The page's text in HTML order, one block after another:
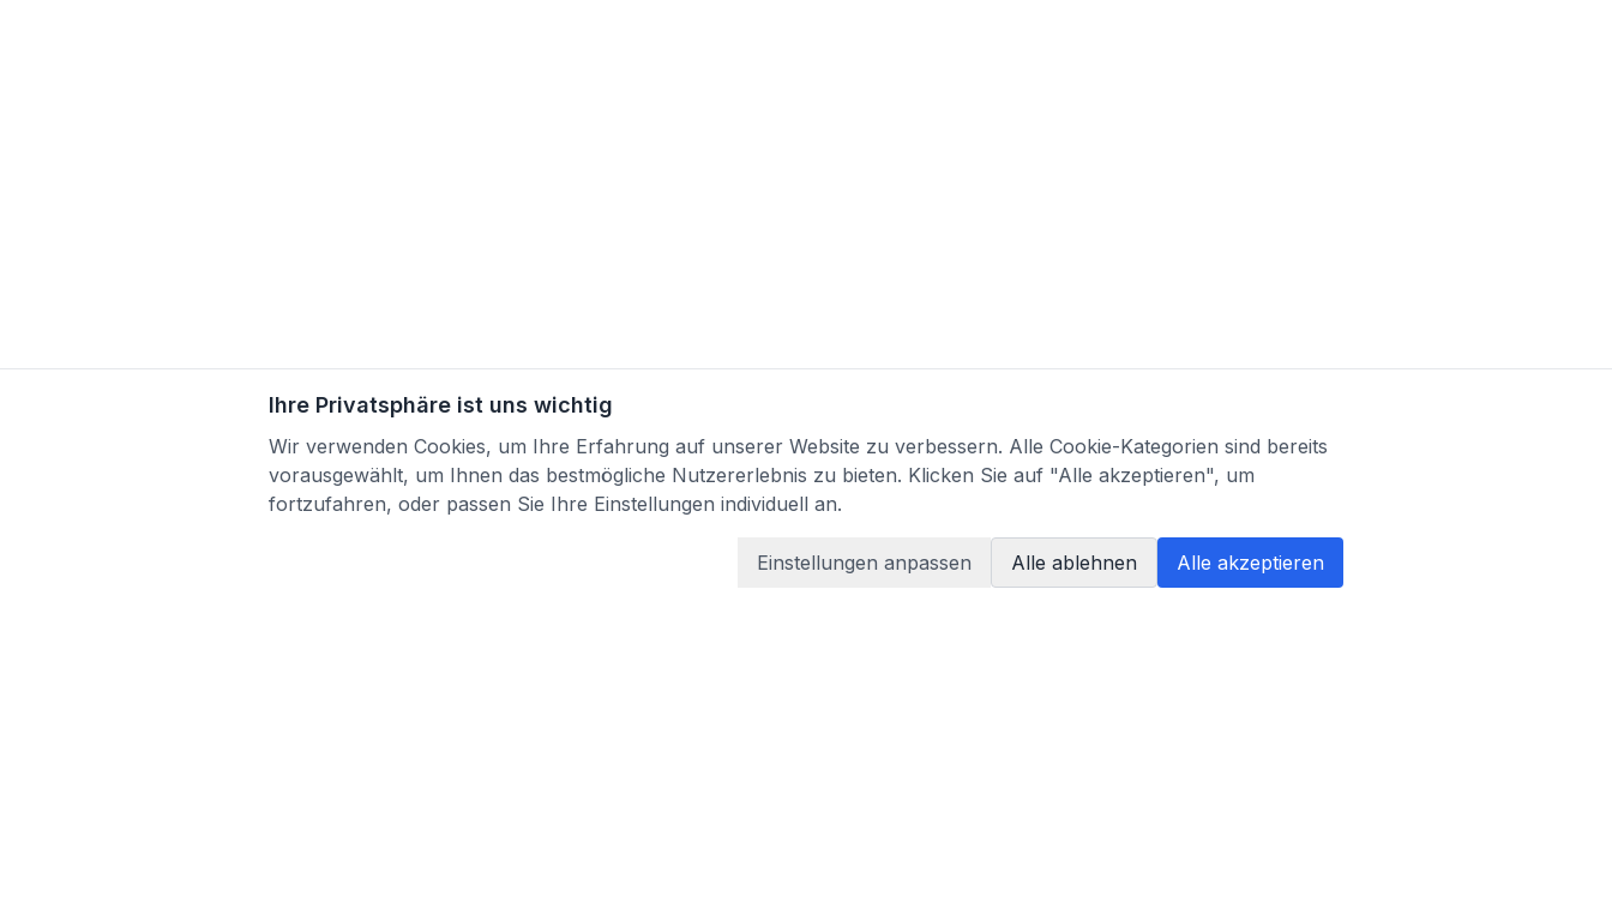
Ihre Privatsphäre ist uns wichtig
Wir verwenden Cookies, um Ihre Erfahrung auf unserer Website zu verbessern. Alle Cookie-Kategorien sind bereits
vorausgewählt, um Ihnen das bestmögliche Nutzererlebnis zu bieten. Klicken Sie auf "Alle akzeptieren", um
fortzufahren, oder passen Sie Ihre Einstellungen individuell an.
Einstellungen anpassen Alle ablehnen Alle akzeptieren